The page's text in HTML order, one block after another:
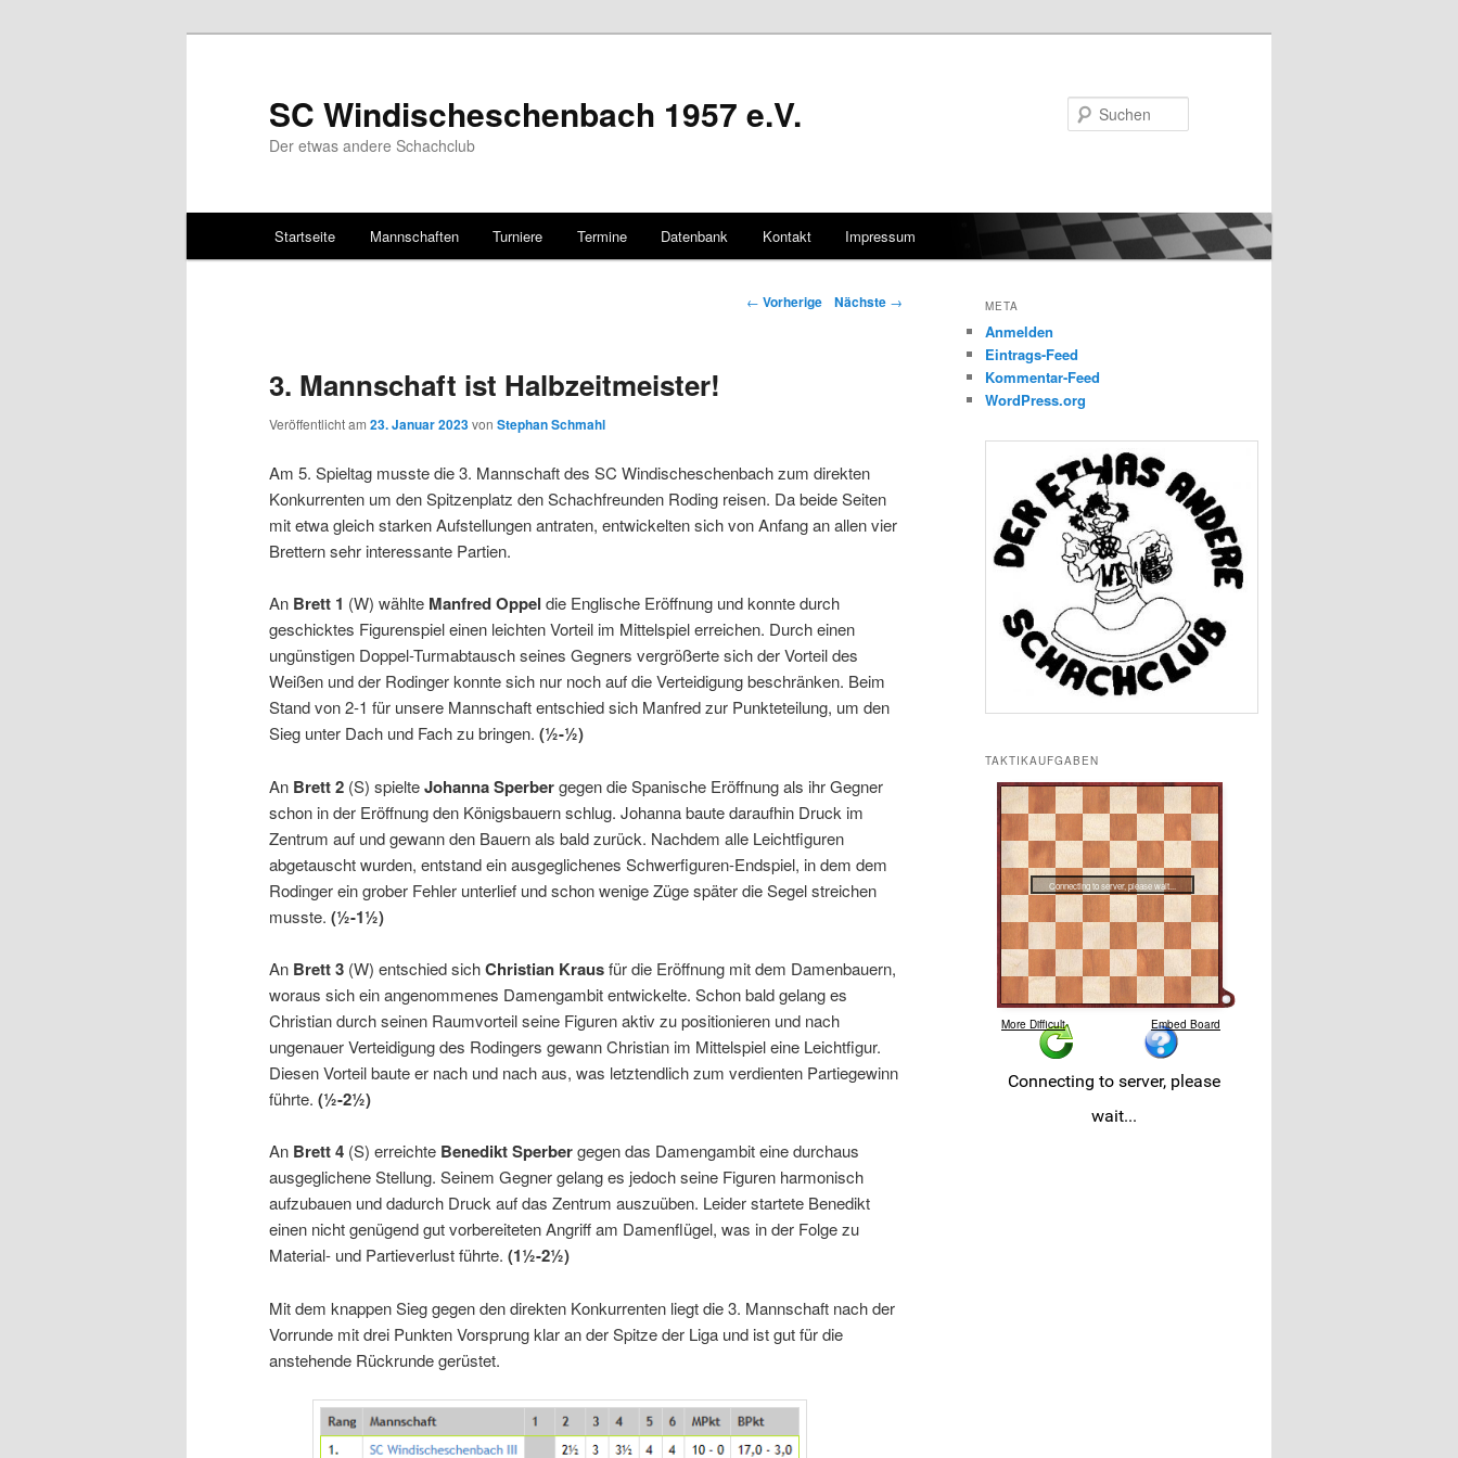
SC Windischeschenbach 1957 e.V.
Der etwas andere Schachclub
Zum Inhalt wechseln
Zum sekundären Inhalt wechseln
Startseite Mannschaften Turniere Termine Datenbank Kontakt Impressum
Artikelnavigation
← Vorherige Nächste →
3. Mannschaft ist Halbzeitmeister!
Veröffentlicht am 23. Januar 2023von Stephan Schmahl
Am 5. Spieltag musste die 3. Mannschaft des SC Windischeschenbach zum direkten
Konkurrenten um den Spitzenplatz den Schachfreunden Roding reisen. Da beide Seiten
mit etwa gleich starken Aufstellungen antraten, entwickelten sich von Anfang an allen vier
Brettern sehr interessante Partien.
An Brett 1 (W) wählte Manfred Oppel die Englische Eröffnung und konnte durch
geschicktes Figurenspiel einen leichten Vorteil im Mittelspiel erreichen. Durch einen
ungünstigen Doppel-Turmabtausch seines Gegners vergrößerte sich der Vorteil des
Weißen und der Rodinger konnte sich nur noch auf die Verteidigung beschränken. Beim
Stand von 2-1 für unsere Mannschaft entschied sich Manfred zur Punkteteilung, um den
Sieg unter Dach und Fach zu bringen. (½-½)
An Brett 2 (S) spielteJohanna Sperbergegen die Spanische Eröffnung als ihr Gegner
schon in der Eröffnung den Königsbauern schlug. Johanna baute daraufhin Druck im
Zentrum auf und gewann den Bauern als bald zurück. Nachdem alle Leichtfiguren
abgetauscht wurden, entstand ein ausgeglichenes Schwerfiguren-Endspiel, in dem dem
Rodinger ein grober Fehler unterlief und schon wenige Züge später die Segel streichen
musste. (½-1½)
An Brett 3 (W) entschied sichChristian Krausfür die Eröffnung mit dem Damenbauern,
woraus sich ein angenommenes Damengambit entwickelte. Schon bald gelang es
Christian durch seinen Raumvorteil seine Figuren aktiv zu positionieren und nach
ungenauer Verteidigung des Rodingers gewann Christian im Mittelspiel eine Leichtfigur.
Diesen Vorteil baute er nach und nach aus, was letztendlich zum verdienten Partiegewinn
führte. (½-2½)
An Brett 4 (S) erreichte Benedikt Sperbergegen das Damengambit eine durchaus
ausgeglichene Stellung. Seinem Gegner gelang es jedoch seine Figuren harmonisch
aufzubauen und dadurch Druck auf das Zentrum auszuüben. Leider startete Benedikt
einen nicht genügend gut vorbereiteten Angriff am Damenflügel, was in der Folge zu
Material- und Partieverlust führte. (1½-2½)
Mit dem knappen Sieg gegen den direkten Konkurrenten liegt die 3. Mannschaft nach der
Vorrunde mit drei Punkten Vorsprung klar an der Spitze der Liga und ist gut für die
anstehende Rückrunde gerüstet.
META
Anmelden
Eintrags-Feed
Kommentar-Feed
WordPress.org
TAKTIKAUFGABEN